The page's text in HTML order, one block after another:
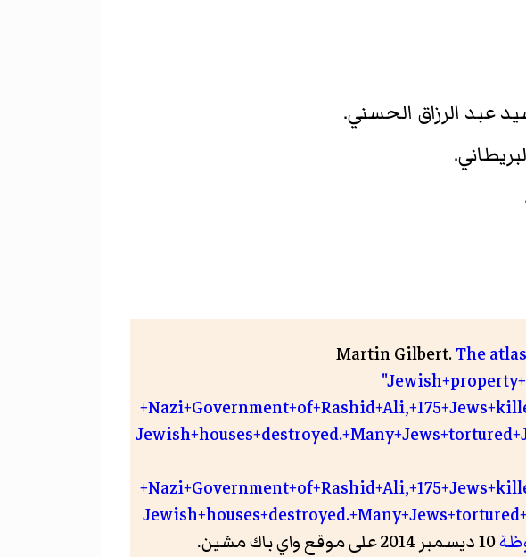
Martin Gilbert.The
10 ديسمبر 2014 على موقع واي باك مشين.